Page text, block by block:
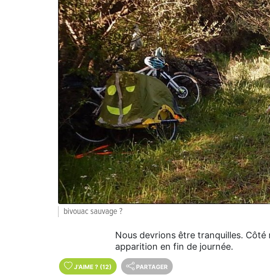
bivouac sauvage ?
Nous devrions être tranquilles.
apparition en fin de journée.
J'AIME ? (12) PARTAGER